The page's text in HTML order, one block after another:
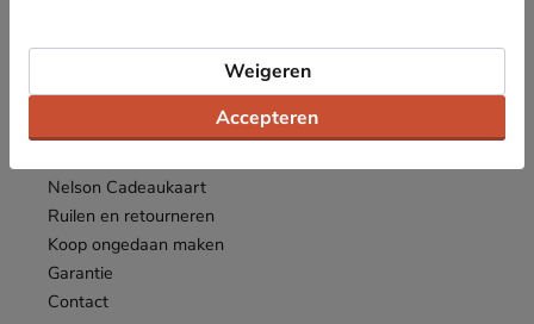
Inloggen
Nelson Cadeaukaart
Ruilen en retourneren
Koop ongedaan maken
Garantie
Contact
Accepteren
Weigeren